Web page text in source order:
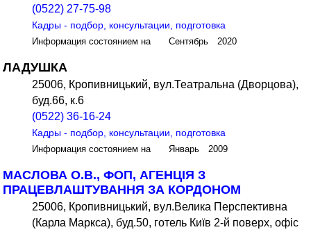
(0522) 27-75-98
Кадры - подбор, консультации, подготовка
Информация состоянием на Сентябрь 2020
ЛАДУШКА
25006, Кропивницький, вул.Театральна (Дворцова),
буд.66, к.6
(0522) 36-16-24
Кадры - подбор, консультации, подготовка
Информация состоянием на Январь 2009
МАСЛОВА О.В., ФОП, АГЕНЦІЯ З
ПРАЦЕВЛАШТУВАННЯ ЗА КОРДОНОМ
25006, Кропивницький, вул.Велика Перспективна
(Карла Маркса), буд.50, готель Київ 2-й поверх, офіс